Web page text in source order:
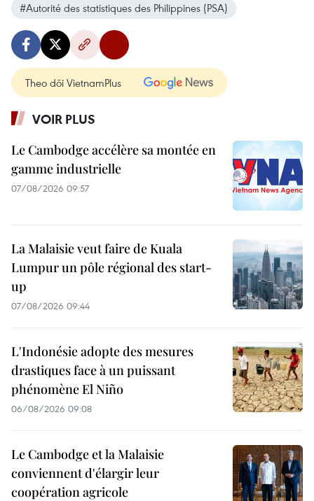
#Autorité des statistiques des Philippines (PSA)
Theo dõi VietnamPlus
VOIR PLUS
Le Cambodge accélère sa montée en
gamme industrielle
07/08/2026 09:57
La Malaisie veut faire de Kuala
Lumpur un pôle régional des start-
up
07/08/2026 09:44
L'Indonésie adopte des mesures
drastiques face à un puissant
phénomène El Niño
06/08/2026 09:08
Le Cambodge et la Malaisie
conviennent d'élargir leur
coopération agricole